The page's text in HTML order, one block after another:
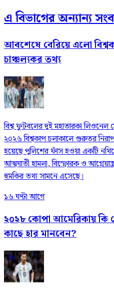
এ বিভাগের অন্যান্য
আবশেষে বেরিয়ে এলো
চাঞ্চল্যকর তথ্য
বিশ্ব ফুটবলের দুই মহাতারকা লিওনেল
২০২৬ বিশ্বকাপ চলাকালে গুরুতর
হয়েছে পুলিশের ফাঁস হওয়া একটি
আত্মঘাতী হামলা, বিস্ফোরক ও
হুমকির তথ্য সামনে এসেছে।
১৬ ঘণ্টা আগে
২০২৮ কোপা আমেরিকায় কি
কাছে হার মানবেন?